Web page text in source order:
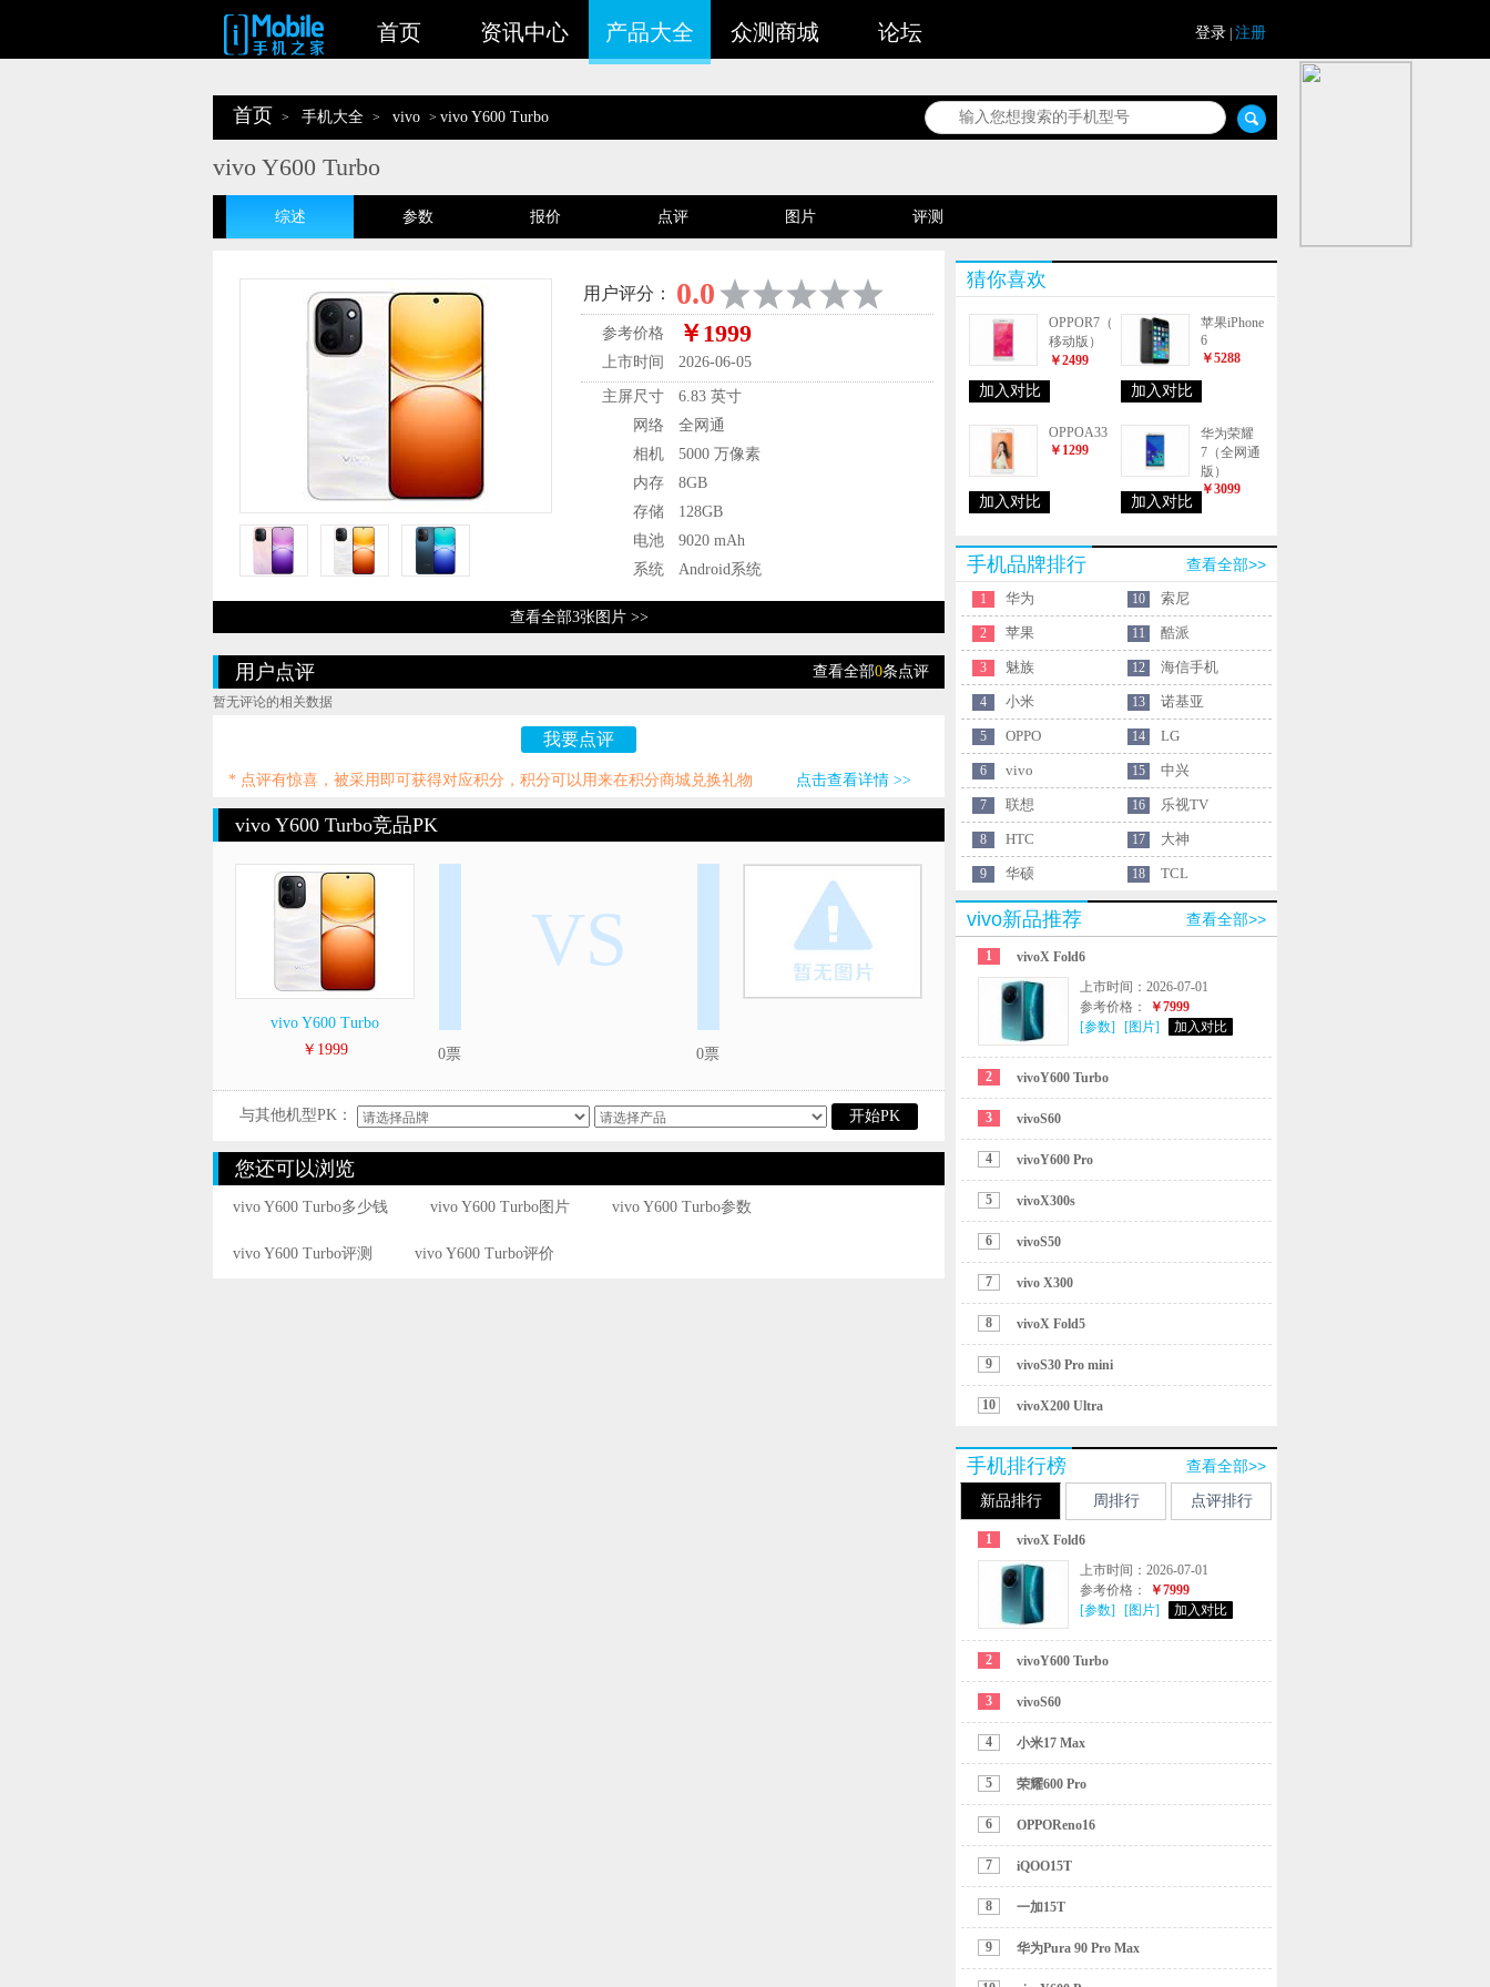
登录 注册
首页 资讯中心 产品大全 众测商城 论坛
首页 > 手机大全 > vivo > vivo Y600 Turbo
vivo Y600 Turbo
综述 参数 报价 点评 图片 评测
用户评分： 0.0
参考价格 ￥1999
上市时间 2026-06-05
主屏尺寸
6.83 英寸
网络
全网通
相机
5000 万像素
内存
8GB
存储
128GB
电池
9020 mAh
系统
Android系统
查看全部3张图片 >>
查看全部0条点评
用户点评
暂无评论的相关数据
我要点评
点击查看详情 >>
* 点评有惊喜，被采用即可获得对应积分，积分可以用来在积分商城兑换礼物
vivo Y600 Turbo竞品PK
vivo Y600 Turbo
￥1999
0票
VS
0票
与其他机型PK： 开始PK
您还可以浏览
vivo Y600 Turbo多少钱 vivo Y600 Turbo图片 vivo Y600 Turbo参数
vivo Y600 Turbo评测 vivo Y600 Turbo评价
猜你喜欢
OPPOR7（
移动版）
￥2499
加入对比
苹果iPhone
6
￥5288
加入对比
OPPOA33
￥1299
加入对比
华为荣耀
7（全网通
版）
￥3099
加入对比
查看全部>>
手机品牌排行
1 华为 10 索尼
2 苹果 11 酷派
3 魅族 12 海信手机
4 小米 13 诺基亚
5 OPPO 14 LG
6 vivo 15 中兴
7 联想 16 乐视TV
8 HTC 17 大神
9 华硕 18 TCL
查看全部>>
vivo新品推荐
1
vivoX Fold6
上市时间：2026-07-01
参考价格：
￥7999
[参数]
[图片] 加入对比
2 vivoY600 Turbo
3 vivoS60
4 vivoY600 Pro
5 vivoX300s
6 vivoS50
7 vivo X300
8 vivoX Fold5
9 vivoS30 Pro mini
10 vivoX200 Ultra
查看全部>>
手机排行榜
新品排行 周排行 点评排行
1
vivoX Fold6
上市时间：2026-07-01
参考价格：
￥7999
[参数]
[图片] 加入对比
2 vivoY600 Turbo
3 vivoS60
4 小米17 Max
5 荣耀600 Pro
6 OPPOReno16
7 iQOO15T
8 一加15T
9 华为Pura 90 Pro Max